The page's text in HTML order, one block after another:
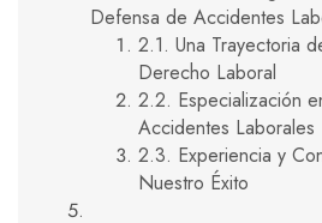
Defensa de Accidentes
2.1. Una Trayectoria
Derecho Laboral
2.2. Especialización
Accidentes Laborales
2.3. Experiencia y
Nuestro Éxito